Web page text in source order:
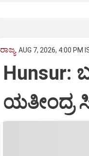
ರಾಜ್ಯ AUG 7, 2026, 4:00 PM
Hunsur:
ಯತೀಂದ್ರ